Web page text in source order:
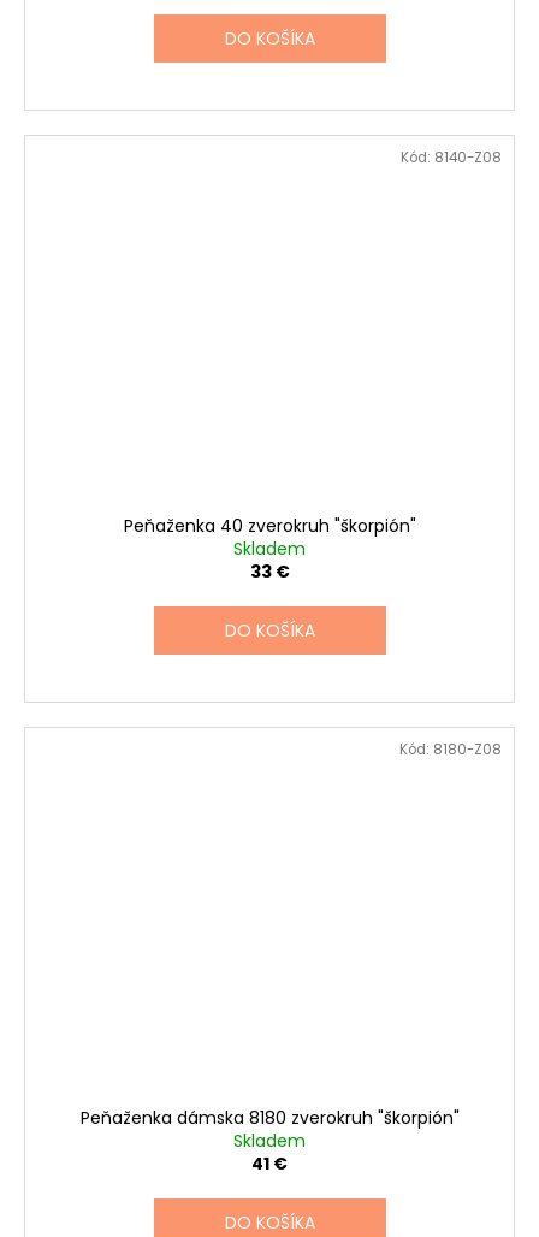
DO KOŠÍKA
Peňaženka 40 zverokruh "škorpión"
Skladem
33 €
DO KOŠÍKA
Kód: 8140-Z08
Peňaženka dámska 8180 zverokruh "škorpión"
Skladem
41 €
DO KOŠÍKA
Kód: 8180-Z08